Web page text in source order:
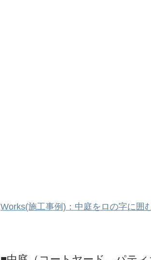
Works(施工事例)：中庭をロの字に囲